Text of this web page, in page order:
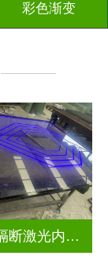
彩色渐变
钢化玻璃隔断激光内雕护栏玻璃